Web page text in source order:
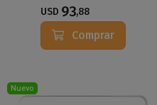
USD 93,88
Comprar
Nuevo